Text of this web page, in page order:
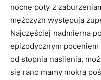
nocne poty z
mężczyzn występują
Najczęściej nadmierna
epizodycznym
od stopnia nasilenia,
się rano mamy mokrą